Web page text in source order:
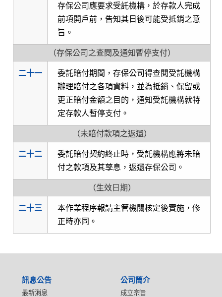
存保公司應要求受託機構，於存款人完成
前項開戶前，告知其日後可能受抵銷之意
旨。
（存保公司之查閱及通知暫停支付）
二十一
委託賠付期間，存保公司得查閱受託機構
辦理賠付之各項資料，並為抵銷、保留或
更正賠付金額之目的，通知受託機構就特
定存款人暫停支付。
（未賠付款項之返還）
二十二
委託賠付契約終止時，受託機構應將未賠
付之款項及其孳息，返還存保公司。
（生效日期）
二十三
本作業程序報請主管機關核定後實施，修
正時亦同。
訊息公告
最新消息
公司簡介
成立宗旨